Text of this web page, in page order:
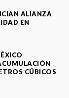
ALIANZA
EN
CÚBICOS